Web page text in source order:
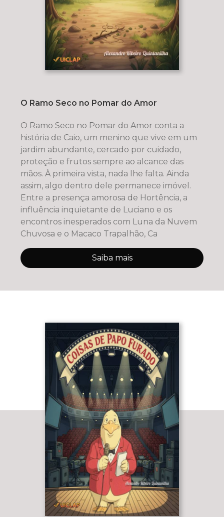
O Ramo Seco no Pomar do Amor
O Ramo Seco no Pomar do Amor conta a
história de Caio, um menino que vive em um
jardim abundante, cercado por cuidado,
proteção e frutos sempre ao alcance das
mãos. À primeira vista, nada lhe falta. Ainda
assim, algo dentro dele permanece imóvel.
Entre a presença amorosa de Hortência, a
influência inquietante de Luciano e os
encontros inesperados com Luna da Nuvem
Chuvosa e o Macaco Trapalhão, Ca
Saiba mais